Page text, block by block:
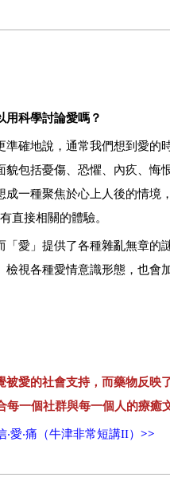
用科學討論愛嗎？
確地說，通常我們想到愛
包括憂傷、恐懼、內疚、
一種聚焦於心上人後的情
直接相關的體驗。
愛」提供了各種雜亂無章
視各種愛情意識形態，也會
被愛的社會支持， 而藥物反映
每一個社群與每一個人的療癒
愛‧痛（牛津非常短講II） >>